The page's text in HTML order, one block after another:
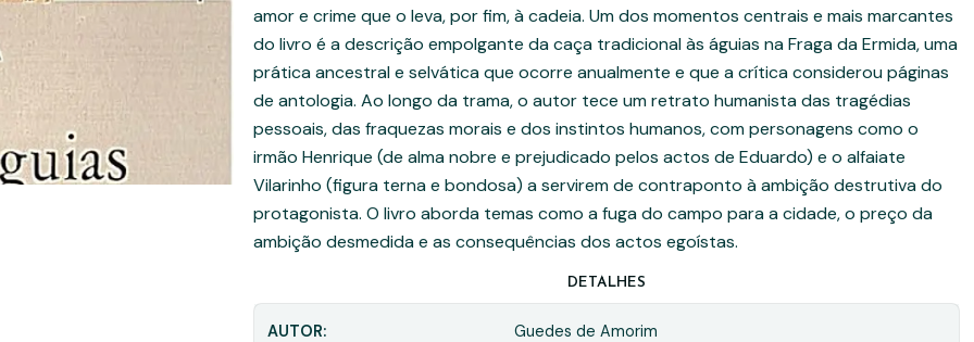
amor e crime que o leva, por fim, à cadeia. Um dos momentos centrais e mais marcantes
do livro é a descrição empolgante da caça tradicional às águias na Fraga da Ermida, uma
prática ancestral e selvática que ocorre anualmente e que a crítica considerou páginas
de antologia. Ao longo da trama, o autor tece um retrato humanista das tragédias
pessoais, das fraquezas morais e dos instintos humanos, com personagens como o
irmão Henrique (de alma nobre e prejudicado pelos actos de Eduardo) e o alfaiate
Vilarinho (figura terna e bondosa) a servirem de contraponto à ambição destrutiva do
protagonista. O livro aborda temas como a fuga do campo para a cidade, o preço da
ambição desmedida e as consequências dos actos egoístas.
DETALHES
AUTOR: Guedes de Amorim